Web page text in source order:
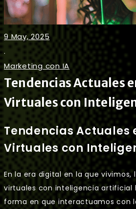
9 May, 2025
.
Marketing con IA
Tendencias Actuales
Virtuales con
Tendencias Actuales
Virtuales con
En la era digital en la que vivimos,
virtuales con inteligencia artificial
forma en que interactuamos con